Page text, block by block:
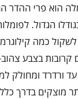
הוא פרי ההדר
הגדול.
לשקול כמה
בצבע צהוב-
ורדרד ומחולק
מוצקים בדרך